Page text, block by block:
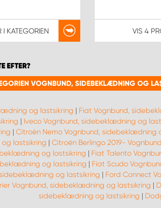
I KATEGORIEN VIS4
EFTER?
VOGNBUND, SIDEBEKLÆDNING OG
og lastsikring | Fiat Vognbund,
| Iveco Vognbund, sidebeklædning og
| Citroën Nemo Vognbund, sidebeklædning
lastsikring | Citroën Berlingo 2019-
og lastsikring | Fiat Talento
og lastsikring | Fiat Scudo
og lastsikring | Ford Connect
Vognbund, sidebeklædning og lastsikring |
sidebeklædning og lastsikring |